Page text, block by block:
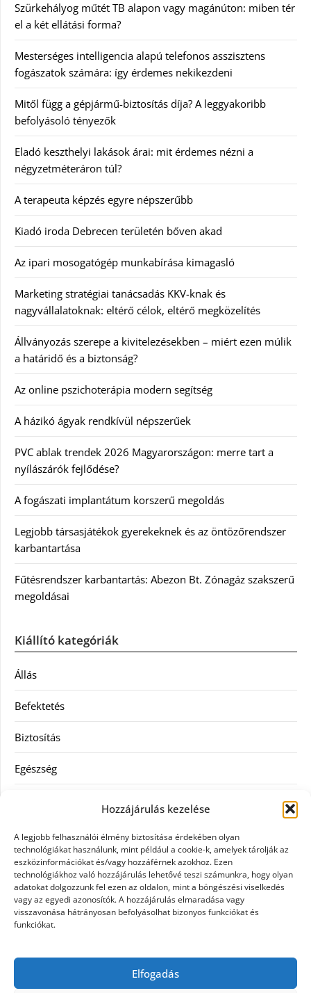
Hozzájárulás kezelése
A legjobb felhasználói élmény biztosítása érdekében olyan
technológiákat használunk, mint például a cookie-k, amelyek tárolják az
eszközinformációkat és/vagy hozzáférnek azokhoz. Ezen
technológiákhoz való hozzájárulás lehetővé teszi számunkra, hogy olyan
adatokat dolgozzunk fel ezen az oldalon, mint a böngészési viselkedés
vagy az egyedi azonosítók. A hozzájárulás elmaradása vagy
visszavonása hátrányosan befolyásolhat bizonyos funkciókat és
funkciókat.
Elfogadás
Szürkehályog műtét TB alapon vagy magánúton: miben tér
el a két ellátási forma?
Mesterséges intelligencia alapú telefonos asszisztens
fogászatok számára: így érdemes nekikezdeni
Mitől függ a gépjármű-biztosítás díja? A leggyakoribb
befolyásoló tényezők
Eladó keszthelyi lakások árai: mit érdemes nézni a
négyzetméteráron túl?
A terapeuta képzés egyre népszerűbb
Kiadó iroda Debrecen területén bőven akad
Az ipari mosogatógép munkabírása kimagasló
Marketing stratégiai tanácsadás KKV-knak és
nagyvállalatoknak: eltérő célok, eltérő megközelítés
Állványozás szerepe a kivitelezésekben – miért ezen múlik
a határidő és a biztonság?
Az online pszichoterápia modern segítség
A házikó ágyak rendkívül népszerűek
PVC ablak trendek 2026 Magyarországon: merre tart a
nyílászárók fejlődése?
A fogászati implantátum korszerű megoldás
Legjobb társasjátékok gyerekeknek és az öntözőrendszer
karbantartása
Fűtésrendszer karbantartás: Abezon Bt. Zónagáz szakszerű
megoldásai
Kiállító kategóriák
Állás
Befektetés
Biztosítás
Egészség
Ingatlan
Művészetek és szórakozás
Múzeumok
Szolgáltatás
Szórakozás
Webáruház